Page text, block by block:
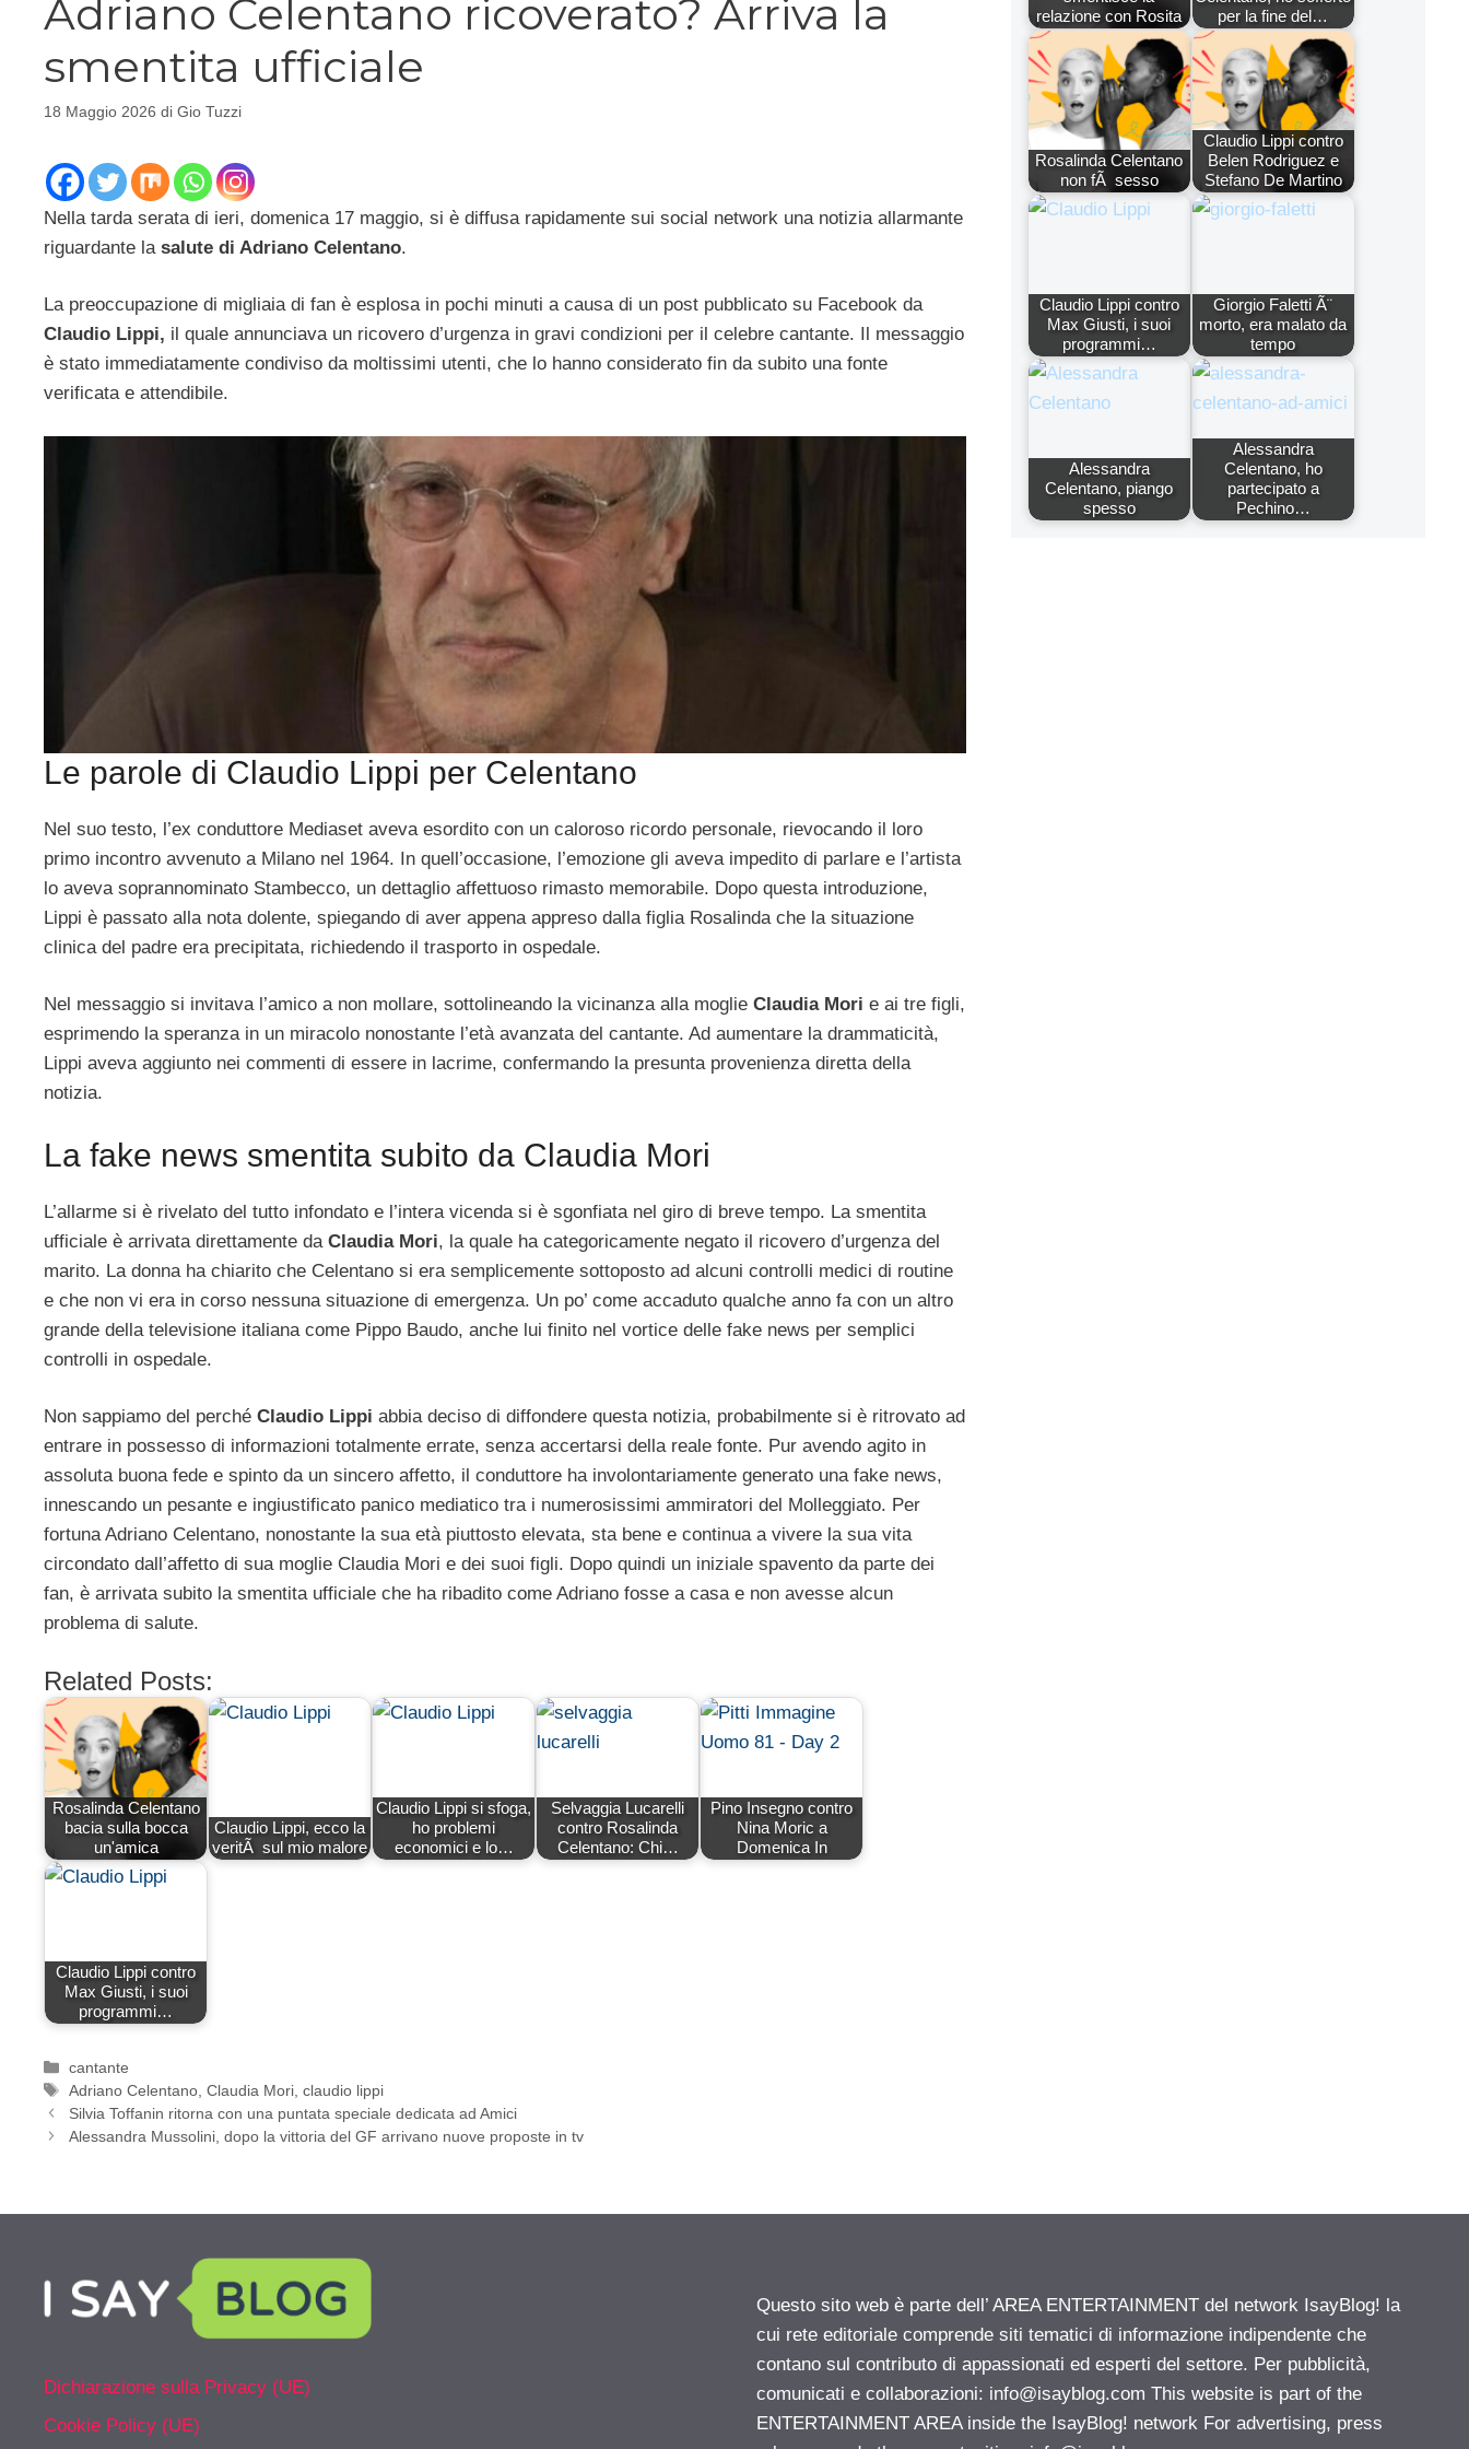
Adriano Celentano ricoverato? Arriva la
smentita ufficiale
18 Maggio 2026 di Gio Tuzzi
Nella tarda serata di ieri, domenica 17 maggio, si è diffusa rapidamente sui social network una notizia allarmante
riguardante la salute di Adriano Celentano.
La preoccupazione di migliaia di fan è esplosa in pochi minuti a causa di un post pubblicato su Facebook da
Claudio Lippi, il quale annunciava un ricovero d’urgenza in gravi condizioni per il celebre cantante. Il messaggio
è stato immediatamente condiviso da moltissimi utenti, che lo hanno considerato fin da subito una fonte
verificata e attendibile.
Le parole di Claudio Lippi per Celentano
Nel suo testo, l’ex conduttore Mediaset aveva esordito con un caloroso ricordo personale, rievocando il loro
primo incontro avvenuto a Milano nel 1964. In quell’occasione, l’emozione gli aveva impedito di parlare e l’artista
lo aveva soprannominato Stambecco, un dettaglio affettuoso rimasto memorabile. Dopo questa introduzione,
Lippi è passato alla nota dolente, spiegando di aver appena appreso dalla figlia Rosalinda che la situazione
clinica del padre era precipitata, richiedendo il trasporto in ospedale.
Nel messaggio si invitava l’amico a non mollare, sottolineando la vicinanza alla moglie Claudia Mori e ai tre figli,
esprimendo la speranza in un miracolo nonostante l’età avanzata del cantante. Ad aumentare la drammaticità,
Lippi aveva aggiunto nei commenti di essere in lacrime, confermando la presunta provenienza diretta della
notizia.
La fake news smentita subito da Claudia Mori
L’allarme si è rivelato del tutto infondato e l’intera vicenda si è sgonfiata nel giro di breve tempo. La smentita
ufficiale è arrivata direttamente da Claudia Mori, la quale ha categoricamente negato il ricovero d’urgenza del
marito. La donna ha chiarito che Celentano si era semplicemente sottoposto ad alcuni controlli medici di routine
e che non vi era in corso nessuna situazione di emergenza. Un po’ come accaduto qualche anno fa con un altro
grande della televisione italiana come Pippo Baudo, anche lui finito nel vortice delle fake news per semplici
controlli in ospedale.
Non sappiamo del perché Claudio Lippi abbia deciso di diffondere questa notizia, probabilmente si è ritrovato ad
entrare in possesso di informazioni totalmente errate, senza accertarsi della reale fonte. Pur avendo agito in
assoluta buona fede e spinto da un sincero affetto, il conduttore ha involontariamente generato una fake news,
innescando un pesante e ingiustificato panico mediatico tra i numerosissimi ammiratori del Molleggiato. Per
fortuna Adriano Celentano, nonostante la sua età piuttosto elevata, sta bene e continua a vivere la sua vita
circondato dall’affetto di sua moglie Claudia Mori e dei suoi figli. Dopo quindi un iniziale spavento da parte dei
fan, è arrivata subito la smentita ufficiale che ha ribadito come Adriano fosse a casa e non avesse alcun
problema di salute.
Related Posts:
Rosalinda Celentano
bacia sulla bocca
un'amica
Claudio Lippi, ecco la
veritÃ sul mio malore
Claudio Lippi si sfoga,
ho problemi
economici e lo…
Selvaggia Lucarelli
contro Rosalinda
Celentano: Chi…
Pino Insegno contro
Nina Moric a
Domenica In
Claudio Lippi contro
Max Giusti, i suoi
programmi…
Categorie
cantante
Tag
Adriano Celentano ,Claudia Mori ,claudio lippi
Silvia Toffanin ritorna con una puntata speciale dedicata ad Amici
Alessandra Mussolini, dopo la vittoria del GF arrivano nuove proposte in tv
relazione con Rosita
per la fine del…
Rosalinda Celentano
non fÃ sesso
Claudio Lippi contro
Belen Rodriguez e
Stefano De Martino
Claudio Lippi contro
Max Giusti, i suoi
programmi…
Giorgio Faletti Ã¨
morto, era malato da
tempo
Alessandra
Celentano, piango
spesso
Alessandra
Celentano, ho
partecipato a
Pechino…
Dichiarazione sulla Privacy (UE)
Cookie Policy (UE)
Questo sito web è parte dell’ AREA ENTERTAINMENT del network IsayBlog! la
cui rete editoriale comprende siti tematici di informazione indipendente che
contano sul contributo di appassionati ed esperti del settore. Per pubblicità,
comunicati e collaborazioni: info@isayblog.com This website is part of the
ENTERTAINMENT AREA inside the IsayBlog! network For advertising, press